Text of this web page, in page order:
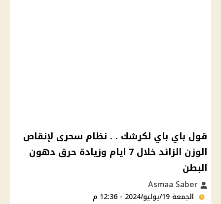
قول باي باي لكرشك . . نظام سحرى لإنقاص
الوزن الزائد خلال 7 ايام وزيادة حرق دهون
البطن
الجمعة 19/يوليو/2024 - 12:36 م